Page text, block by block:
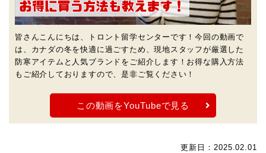
皆さんこんにちは、トロント留学センターです！今回の動画で
は、カナダの冬を快適に過ごすため、現地スタッフが厳選した
防寒アイテムと人気ブランドをご紹介します！ お得な購入方法
もご紹介しておりますので、是非ご覧ください！
この動画をYouTubeで見る
更新日：2025.02.01